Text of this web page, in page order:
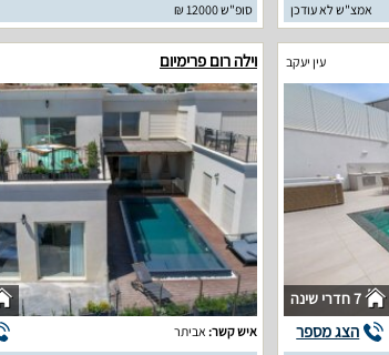
אמצ"ש לא עודכן
סופ"ש 12000 ₪
עין יעקב
7 חדרי שינה
הצג מספר
וילה רום פרימיום
איש קשר: אביתר